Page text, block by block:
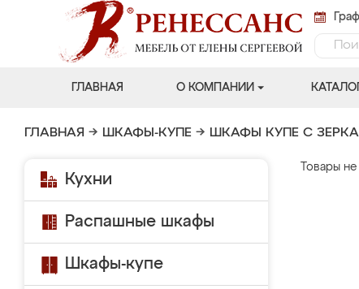
ГЛАВНАЯ О КОМПАНИИ КАТАЛОГ
ГЛАВНАЯ → ШКАФЫ-КУПЕ → ШКАФЫ КУПЕ С
Кухни
Распашные шкафы
Шкафы-купе
Товары